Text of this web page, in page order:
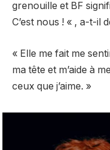
grenouille et BF
C’est nous ! « , a-t-il
« Elle me fait me
ma tête et m’aide à
ceux que j’aime. »